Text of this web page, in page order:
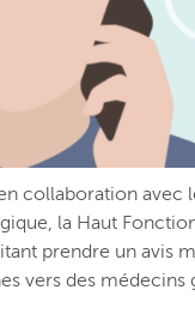
collaboration avec l
la Haut
prendre un avis
vers des médecins